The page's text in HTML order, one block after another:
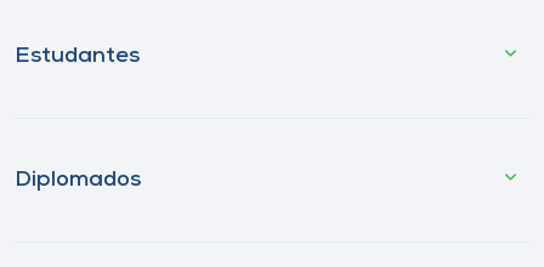
Estudantes
Diplomados